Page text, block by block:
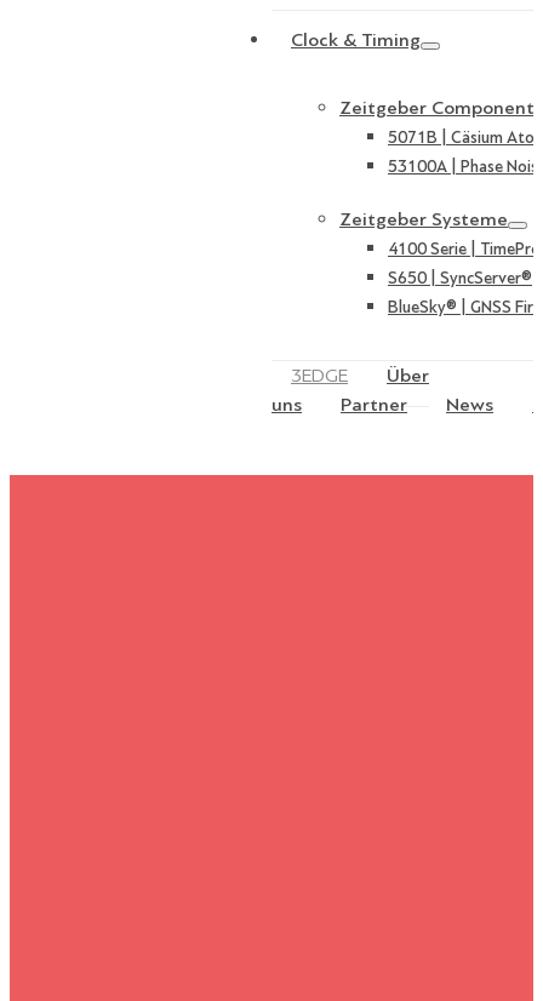
Clock & Timing
Zeitgeber
5071B | Cäsium
53100A | Phase
Zeitgeber Systeme
4100 Serie |
S650 | SyncServer®
BlueSky® | GNSS
3EDGE
Über
uns
Partner News